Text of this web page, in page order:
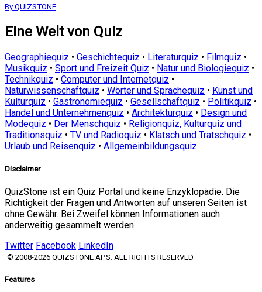
By QUIZSTONE
Eine Welt von Quiz
Geographiequiz • Geschichtequiz • Literaturquiz • Filmquiz •
Musikquiz • Sport und Freizeit Quiz • Natur und Biologiequiz •
Technikquiz • Computer und Internetquiz •
Naturwissenschaftquiz • Wörter und Sprachequiz • Kunst und
Kulturquiz • Gastronomiequiz • Gesellschaftquiz • Politikquiz •
Handel und Unternehmenquiz • Architekturquiz • Design und
Modequiz • Der Menschquiz • Religionquiz, Kulturquiz und
Traditionsquiz • TV und Radioquiz • Klatsch und Tratschquiz •
Urlaub und Reisenquiz • Allgemeinbildungsquiz
Disclaimer
QuizStone ist ein Quiz Portal und keine Enzyklopädie. Die
Richtigkeit der Fragen und Antworten auf unseren Seiten ist
ohne Gewähr. Bei Zweifel können Informationen auch
anderweitig gesammelt werden.
Twitter Facebook LinkedIn
© 2008-2026 QUIZSTONE APS. ALL RIGHTS RESERVED.
Features